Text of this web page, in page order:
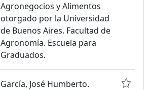
Agronegocios y Alimentos
otorgado por la Universidad
de Buenos Aires. Facultad de
Agronomía. Escuela para
Graduados.
García, José Humberto.